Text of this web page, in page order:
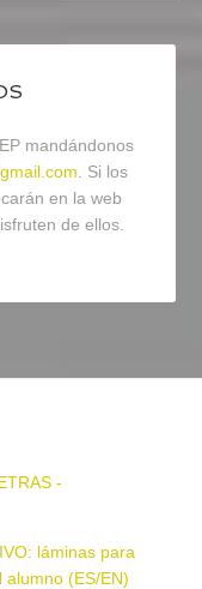
mandándonos
. Si los
en la web
de ellos.
-
láminas para
alumno (ES/EN)